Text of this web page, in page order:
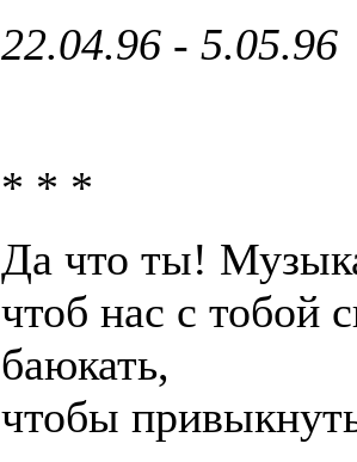
22.04.96 - 5.05.96
* * *
Да что ты!
чтоб нас с тобой
баюкать,
чтобы